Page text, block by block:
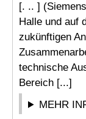
[. .. ]
Halle und auf
zukünftigen
technische
Bereich [...]
MEHR